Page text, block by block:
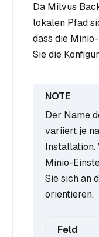
Da Milvus
lokalen Pfad
dass die
Sie die
Der Name
variiert je
Installation.
Minio-
Sie sich an
orientieren.
Feld